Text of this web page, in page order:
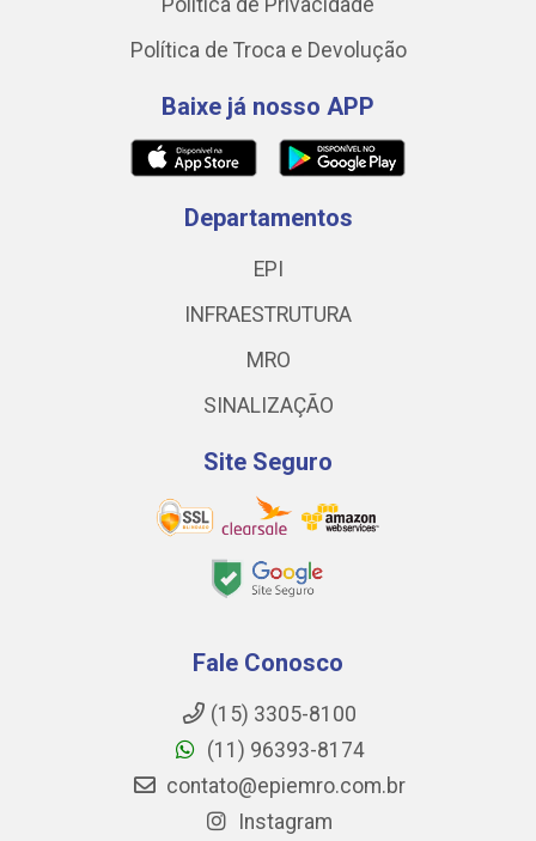
Política de Privacidade
Política de Troca e Devolução
Baixe já nosso APP
Departamentos
EPI
INFRAESTRUTURA
MRO
SINALIZAÇÃO
Site Seguro
Fale Conosco
(15) 3305-8100
(11) 96393-8174
contato@epiemro.com.br
Instagram